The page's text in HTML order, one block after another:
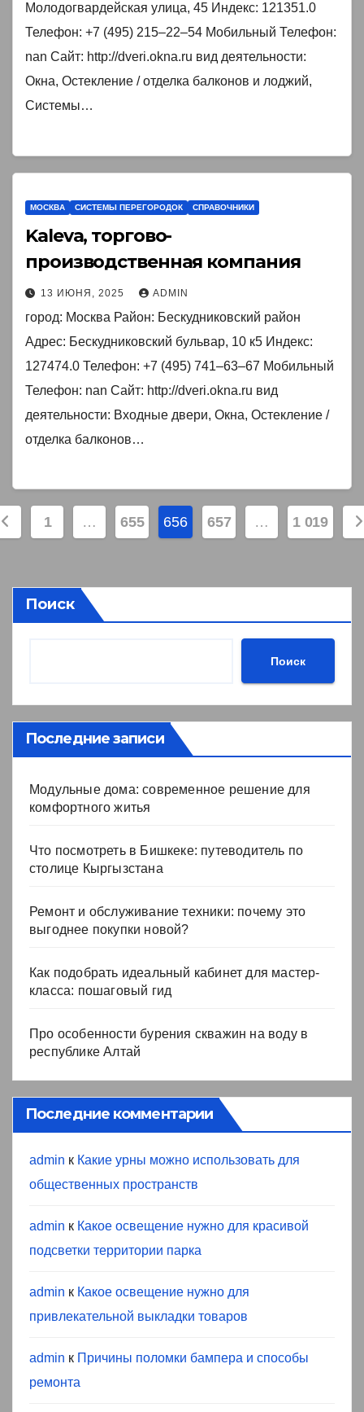
Молодогвардейская улица, 45 Индекс: 121351.0
Телефон: +7 (495) 215‒22‒54 Мобильный Телефон:
nan Сайт: http://dveri.okna.ru вид деятельности:
Окна, Остекление / отделка балконов и лоджий,
Системы…
МОСКВА СИСТЕМЫ ПЕРЕГОРОДОК СПРАВОЧНИКИ
Kaleva, торгово-
производственная компания
13 ИЮНЯ, 2025 ADMIN
город: Москва Район: Бескудниковский район
Адрес: Бескудниковский бульвар, 10 к5 Индекс:
127474.0 Телефон: +7 (495) 741‒63‒67 Мобильный
Телефон: nan Сайт: http://dveri.okna.ru вид
деятельности: Входные двери, Окна, Остекление /
отделка балконов…
1 … 655 656 657 … 1 019
Поиск
Поиск
Последние записи
Модульные дома: современное решение для
комфортного житья
Что посмотреть в Бишкеке: путеводитель по
столице Кыргызстана
Ремонт и обслуживание техники: почему это
выгоднее покупки новой?
Как подобрать идеальный кабинет для мастер-
класса: пошаговый гид
Про особенности бурения скважин на воду в
республике Алтай
Последние комментарии
admin к Какие урны можно использовать для
общественных пространств
admin к Какое освещение нужно для красивой
подсветки территории парка
admin к Какое освещение нужно для
привлекательной выкладки товаров
admin к Причины поломки бампера и способы
ремонта